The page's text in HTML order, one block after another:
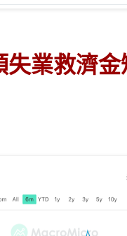
失業救濟